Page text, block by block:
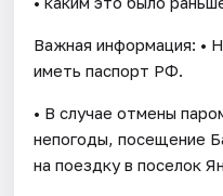
Важная информация: •
иметь паспорт РФ.
• В случае отмены
непогоды, посещение
на поездку в поселок